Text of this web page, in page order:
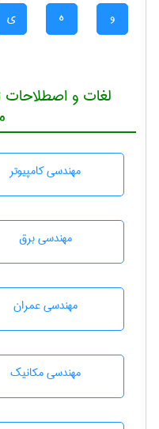
و ه ی
لغات و
مهندسی كامپيوتر
مهندسی برق
مهندسی عمران
مهندسی مکانیک